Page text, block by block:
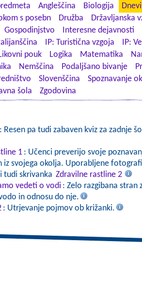
Angleščina Biologija
s posebn
Družba Državljanska
Gospodinjstvo Interesne dejavnosti
IP: Turistična vzgoja IP:
pouk Logika Matematika
Nemščina Podaljšano bivanje
Slovenščina Spoznavanje
šola Zgodovina
: Resen pa tudi zabaven kviz za zadnje
1 : Učenci preverijo svoje
iz svojega okolja. Uporabljene
tudi skrivanka Zdravilne rastline 2
vedeti o vodi : Zelo razgibana stran
in odnosu do nje.
: Utrjevanje pojmov ob križanki.